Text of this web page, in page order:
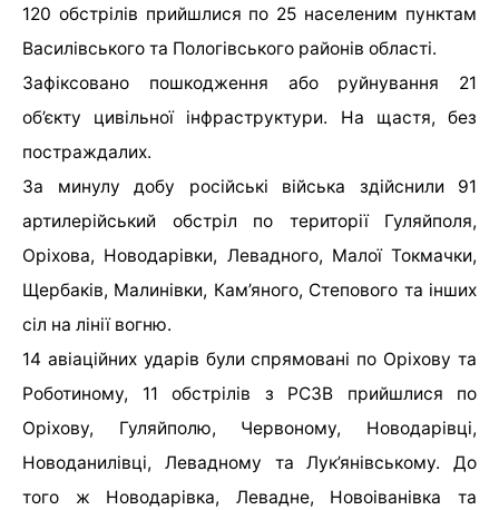
120 обстрілів прийшлися по 25 населеним пунктам
Василівського та Пологівського районів області.
Зафіксовано пошкодження або руйнування 21
об’єкту цивільної інфраструктури. На щастя, без
постраждалих.
За минулу добу російські війська здійснили 91
артилерійський обстріл по території Гуляйполя,
Оріхова, Новодарівки, Левадного, Малої Токмачки,
Щербаків, Малинівки, Кам’яного, Степового та інших
сіл на лінії вогню.
14 авіаційних ударів були спрямовані по Оріхову та
Роботиному, 11 обстрілів з РСЗВ прийшлися по
Оріхову, Гуляйполю, Червоному, Новодарівці,
Новоданилівці, Левадному та Лук’янівському. До
того ж Новодарівка, Левадне, Новоіванівка та